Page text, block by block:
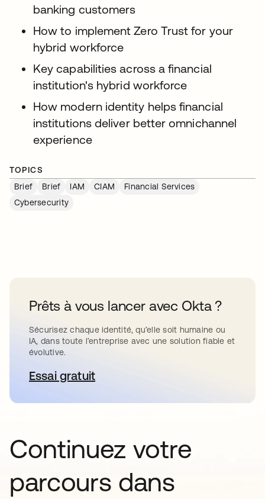
banking customers
How to implement Zero Trust for your
hybrid workforce
Key capabilities across a financial
institution's hybrid workforce
How modern identity helps financial
institutions deliver better omnichannel
experience
TOPICS
Brief
Brief IAM CIAM
Financial Services
Cybersecurity
Prêts à vous lancer avec Okta ?
Sécurisez chaque identité, qu’elle soit humaine ou
IA, dans toute l’entreprise avec une solution fiable et
évolutive.
Essai gratuits’ouvre dans un nouvel onglet
Continuez votre
parcours dans